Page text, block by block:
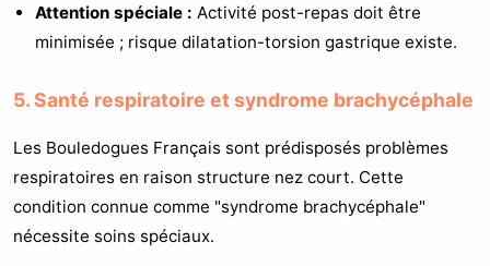
Attention spéciale : Activité post-repas doit être
minimisée ; risque dilatation-torsion gastrique existe.
5. Santé respiratoire et syndrome brachycéphale
Les Bouledogues Français sont prédisposés problèmes
respiratoires en raison structure nez court. Cette
condition connue comme "syndrome brachycéphale"
nécessite soins spéciaux.